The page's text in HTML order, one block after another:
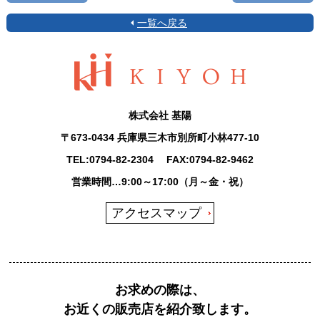
一覧へ戻る
株式会社 基陽
〒673-0434 兵庫県三木市別所町小林477-10
TEL:0794-82-2304FAX:0794-82-9462
営業時間…9:00～17:00（月～金・祝）
アクセスマップ
お求めの際は、
お近くの販売店を紹介致します。